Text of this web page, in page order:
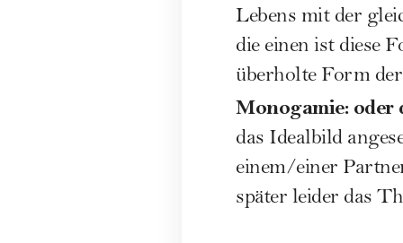
Lebens mit der
die einen ist diese
überholte Form
Monogamie: oder
das Idealbild
einem/einer
später leider das